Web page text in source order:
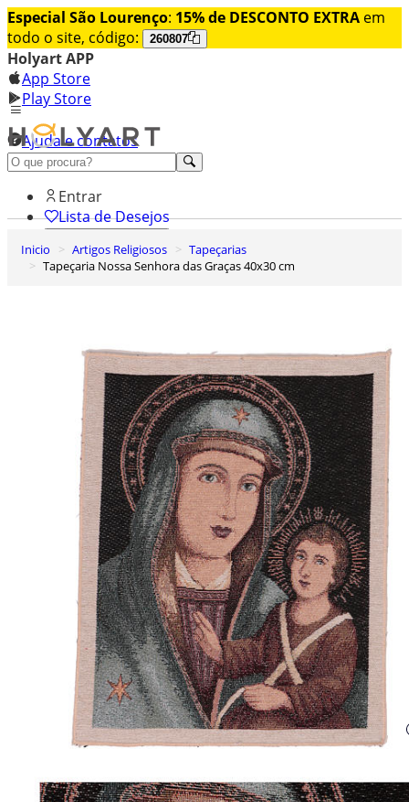
Especial São Lourenço: 15% de DESCONTO EXTRA em
todo o site, código:
260807
Holyart APP
App Store
Play Store
Ajuda e contatos
Conheça premium
Entrar
Lista de Desejos
0
Carrinho de Compras
Inicio Artigos Religiosos
Tapeçarias
Tapeçaria Nossa Senhora das Graças 40x30 cm